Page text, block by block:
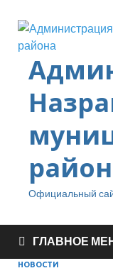
Официальный
ГЛАВНОЕ
НОВОСТИ